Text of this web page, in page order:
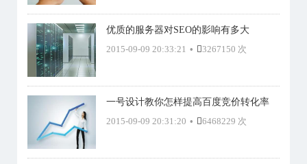
优质的服务器对SEO的影响有多大
2015-09-09 20:33:21 • 3267150 次
一号设计教你怎样提高百度竞价转化率
2015-09-09 20:31:20 • 6468229 次